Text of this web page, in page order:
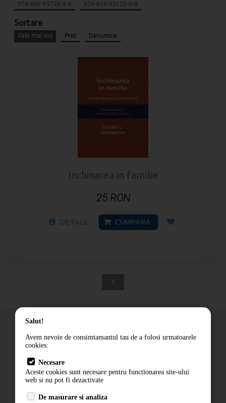
978-606-95726-9-6 978-630-95153-0-8
Sortare
Cele mai noi Pret Denumire
Inchinarea in familie
25 RON
DETALII CUMPARA
Cum comand
Livrare
Contact
Salut!
Avem nevoie de consimtamantul tau de a folosi urmatoarele
cookies:
Necesare
Aceste cookies sunt necesare pentru functionarea site-ului
web si nu pot fi dezactivate
De masurare si analiza